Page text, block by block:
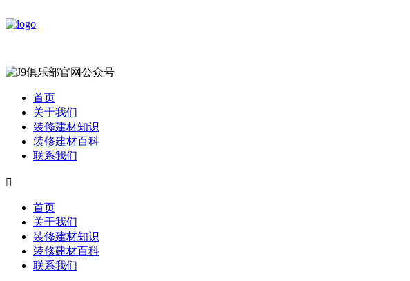
首页
关于我们
装修建材知识
装修建材百科
联系我们

首页
关于我们
装修建材知识
装修建材百科
联系我们